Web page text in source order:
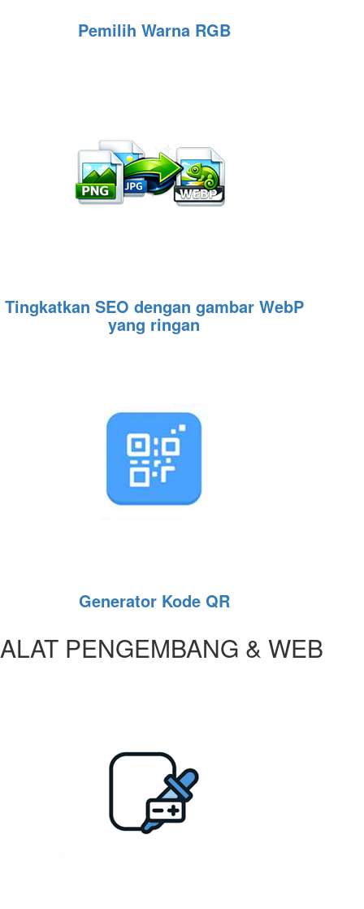
Pemilih Warna RGB
Tingkatkan SEO dengan gambar WebP
yang ringan
Generator Kode QR
ALAT PENGEMBANG & WEB